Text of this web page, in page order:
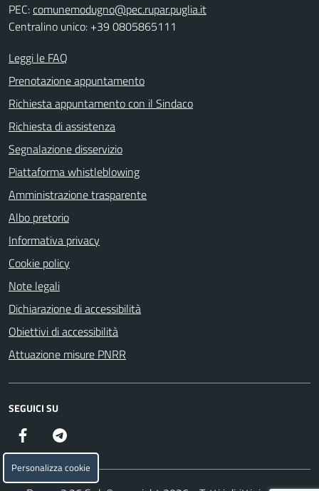
PEC:comunemodugno@pec.rupar.puglia.it
Centralino unico: +39 0805865111
Leggi le FAQ
Prenotazione appuntamento
Richiesta appuntamento con il Sindaco
Richiesta di assistenza
Segnalazione disservizio
Piattaforma whistleblowing
Amministrazione trasparente
Albo pretorio
Informativa privacy
Cookie policy
Note legali
Dichiarazione di accessibilità
Obiettivi di accessibilità
Attuazione misure PNRR
SEGUICI SU
Facebook
Personalizza cookie